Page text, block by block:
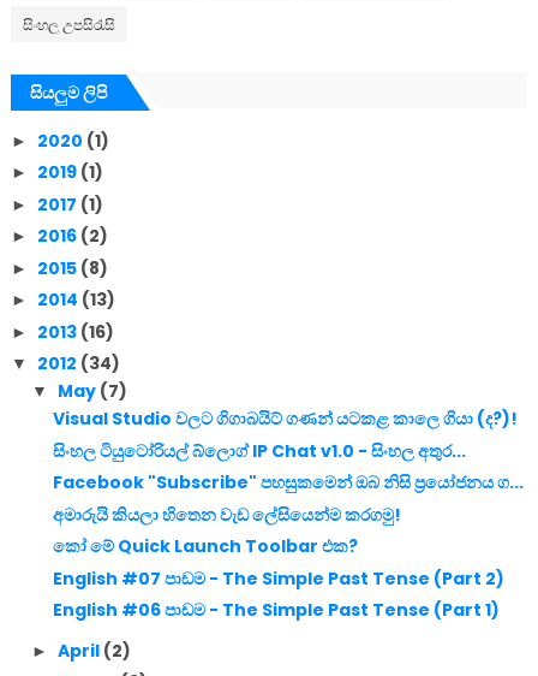
සිංහල උපසිරැසි
සියලුම ලිපි
► 2020 (1)
► 2019 (1)
► 2017 (1)
► 2016 (2)
► 2015 (8)
► 2014 (13)
► 2013 (16)
▼ 2012 (34)
▼ May (7)
Visual Studio වලට ගිගාබයිට් ගණන් යටකළ කාලෙ ගියා (ද?)!
සිංහල ටියුටෝරියල් බ්ලොග් IP Chat v1.0 - සිංහල අතුර...
Facebook "Subscribe" පහසුකමෙන් ඔබ නිසි ප්‍රයෝජනය ග...
අමාරුයි කියලා හිතෙන වැඩ ලේසියෙන්ම කරගමු!
කෝ මේ Quick Launch Toolbar එක?
English #07 පාඩම - The Simple Past Tense (Part 2)
English #06 පාඩම - The Simple Past Tense (Part 1)
► April (2)